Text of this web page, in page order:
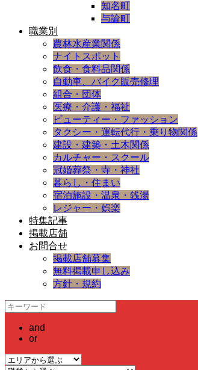
知名町
与論町
職業別
農林水産業関係
ナイトスポット
飲食・食料品関係
自動車、バイク販売修理
組合・団体
医療・介護・福祉
ビューティー・ファッション
タクシー・運転代行・乗り物関係
建設・建築・土木関係
カルチャー・スクール
冠婚葬祭・寺・神社
暮らし・住まい
宿泊施設・温泉・銭湯
レジャー・娯楽
特集記事
掲載店舗
お問合せ
掲載店舗募集
無料掲載申し込み
方針・規約
and
or